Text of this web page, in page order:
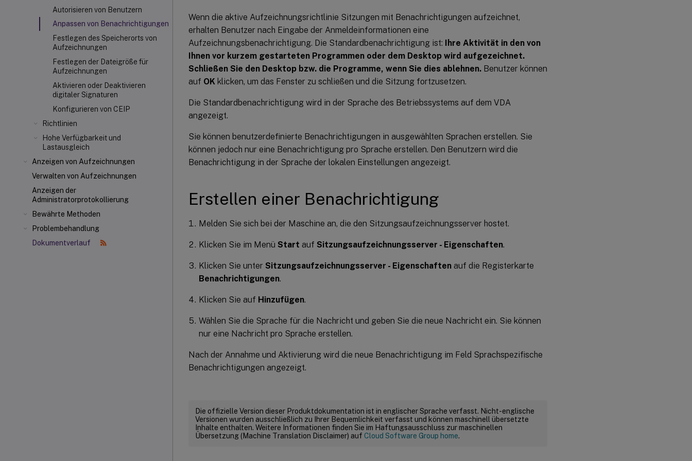
Autorisieren von Benutzern
Anpassen von Benachrichtigungen
Festlegen des Speicherorts von
Aufzeichnungen
Festlegen der Dateigröße für
Aufzeichnungen
Aktivieren oder Deaktivieren
digitaler Signaturen
Konfigurieren von CEIP
Richtlinien
Hohe Verfügbarkeit und
Lastausgleich
Anzeigen von Aufzeichnungen
Verwalten von Aufzeichnungen
Anzeigen der
Administratorprotokollierung
Bewährte Methoden
Problembehandlung
Dokumentverlauf
Wenn die aktive Aufzeichnungsrichtlinie Sitzungen mit Benachrichtigungen aufzeichnet,
erhalten Benutzer nach Eingabe der Anmeldeinformationen eine
Aufzeichnungsbenachrichtigung. Die Standardbenachrichtigung ist: Ihre Aktivität in den von
Ihnen vor kurzem gestarteten Programmen oder dem Desktop wird aufgezeichnet.
Schließen Sie den Desktop bzw. die Programme, wenn Sie dies ablehnen. Benutzer können
auf OK klicken, um das Fenster zu schließen und die Sitzung fortzusetzen.
Die Standardbenachrichtigung wird in der Sprache des Betriebssystems auf dem VDA
angezeigt.
Sie können benutzerdefinierte Benachrichtigungen in ausgewählten Sprachen erstellen. Sie
können jedoch nur eine Benachrichtigung pro Sprache erstellen. Den Benutzern wird die
Benachrichtigung in der Sprache der lokalen Einstellungen angezeigt.
Erstellen einer Benachrichtigung
Melden Sie sich bei der Maschine an, die den Sitzungsaufzeichnungsserver hostet.
Klicken Sie im Menü Start auf Sitzungsaufzeichnungsserver - Eigenschaften.
Klicken Sie unter Sitzungsaufzeichnungsserver - Eigenschaften auf die Registerkarte
Benachrichtigungen.
Klicken Sie auf Hinzufügen.
Wählen Sie die Sprache für die Nachricht und geben Sie die neue Nachricht ein. Sie können
nur eine Nachricht pro Sprache erstellen.
Nach der Annahme und Aktivierung wird die neue Benachrichtigung im Feld Sprachspezifische
Benachrichtigungen angezeigt.
Die offizielle Version dieser Produktdokumentation ist in englischer Sprache verfasst. Nicht-englische
Versionen wurden ausschließlich zu Ihrer Bequemlichkeit verfasst und können maschinell übersetzte
Inhalte enthalten. Weitere Informationen finden Sie im Haftungsausschluss zur maschinellen
Übersetzung (Machine Translation Disclaimer) auf Cloud Software Group home.